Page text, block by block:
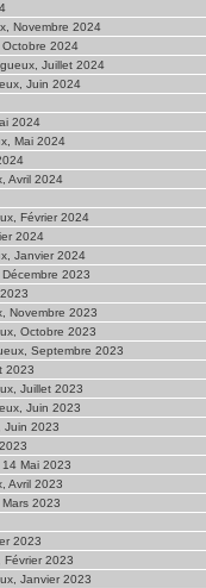
Novembre 2024
2024
Juillet 2024
Juin 2024
2024
Mai 2024
Avril 2024
Février 2024
2024
Janvier 2024
2023
Novembre 2023
Octobre 2023
Septembre 2023
2023
Juillet 2023
Juin 2023
Juin 2023
Mai 2023
Avril 2023
2023
2023
Février 2023
Janvier 2023